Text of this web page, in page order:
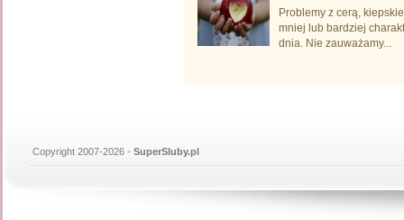
Problemy z cerą,
mniej lub bardziej
dnia. Nie zauważamy...
Copyright 2007-2026 - SuperSluby.pl